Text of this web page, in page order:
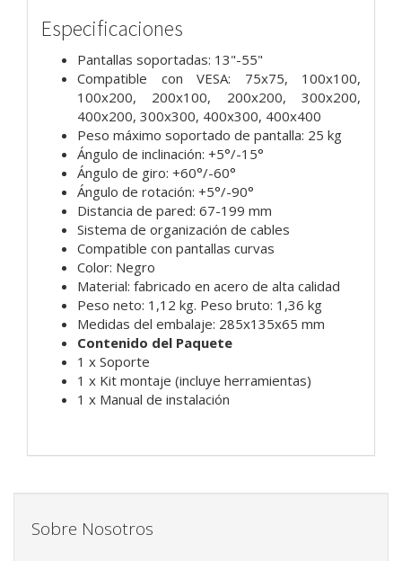
Especificaciones
Pantallas soportadas: 13"-55"
Compatible con VESA: 75x75, 100x100,
100x200, 200x100, 200x200, 300x200,
400x200, 300x300, 400x300, 400x400
Peso máximo soportado de pantalla: 25 kg
Ángulo de inclinación: +5°/-15°
Ángulo de giro: +60°/-60°
Ángulo de rotación: +5°/-90°
Distancia de pared: 67-199 mm
Sistema de organización de cables
Compatible con pantallas curvas
Color: Negro
Material: fabricado en acero de alta calidad
Peso neto: 1,12 kg. Peso bruto: 1,36 kg
Medidas del embalaje: 285x135x65 mm
Contenido del Paquete
1 x Soporte
1 x Kit montaje (incluye herramientas)
1 x Manual de instalación
Sobre Nosotros